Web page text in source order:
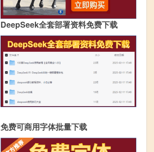
DeepSeek全套部署资料免费下载
免费可商用字体批量下载